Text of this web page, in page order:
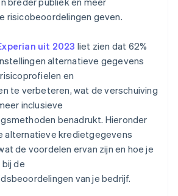
risicobeoordelingen geven.
uit 2023 liet zien dat 62%
alternatieve gegevens
en
te verbeteren, wat de verschuiving
inclusieve
benadrukt. Hieronder
alternatieve kredietgegevens
de voordelen ervan zijn en hoe je
de
van je bedrijf.